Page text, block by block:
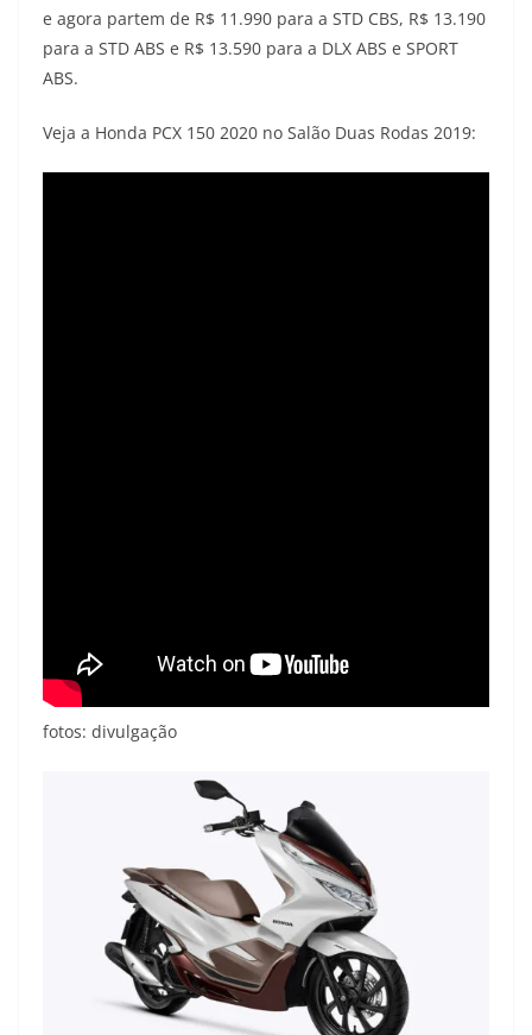
e agora partem de R$ 11.990 para a STD CBS, R$ 13.190
para a STD ABS e R$ 13.590 para a DLX ABS e SPORT
ABS.
Veja a Honda PCX 150 2020 no Salão Duas Rodas 2019:
fotos: divulgação